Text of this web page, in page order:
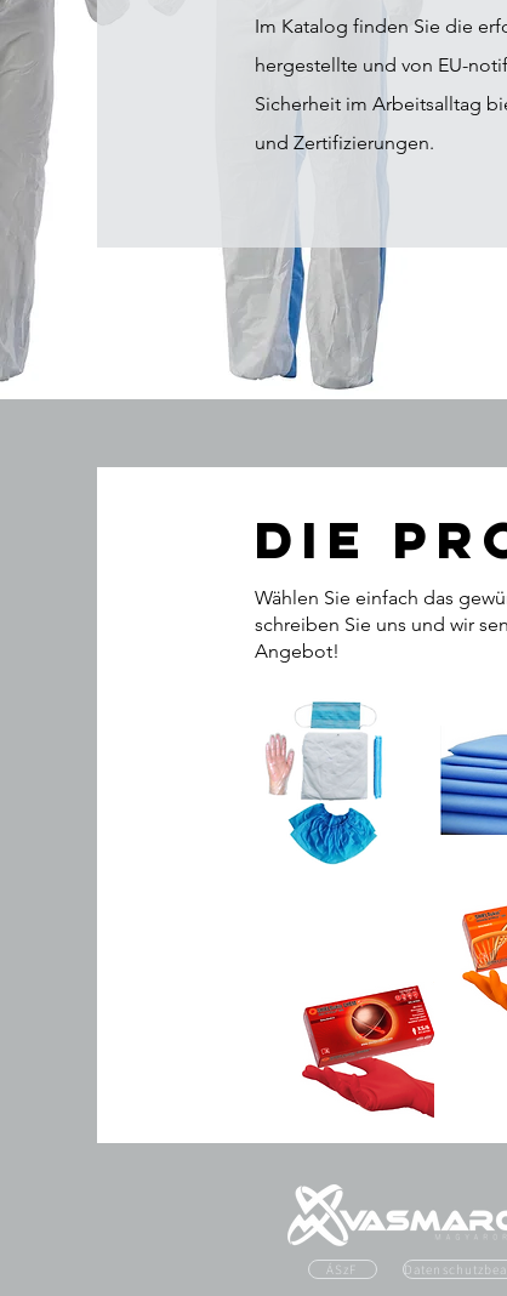
Im Katalog finden Sie die
hergestellte und von EU-
Sicherheit im Arbeitsalltag
und Zertifizierungen.
Die
Wählen Sie einfach das
schreiben Sie uns und wir
Angebot!
ÁSzF